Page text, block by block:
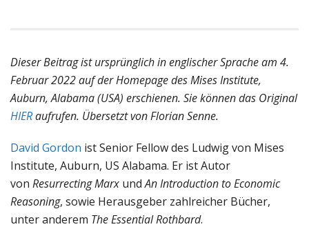
Dieser Beitrag ist ursprünglich in englischer Sprache am 4.
Februar 2022 auf der Homepage des Mises Institute,
Auburn, Alabama (USA) erschienen. Sie können das Original
HIERaufrufen. Übersetzt von Florian Senne.
David Gordon ist Senior Fellow des Ludwig von Mises
Institute, Auburn, US Alabama. Er ist Autor
von Resurrecting Marx undAn Introduction to Economic
Reasoning, sowie Herausgeber zahlreicher Bücher,
unter anderem The Essential Rothbard.